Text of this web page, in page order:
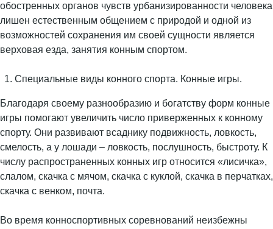
обостренных органов чувств урбанизированности человека
лишен естественным общением с природой и одной из
возможностей сохранения им своей сущности является
верховая езда, занятия конным спортом.
Специальные виды конного спорта. Конные игры.
Благодаря своему разнообразию и богатству форм конные
игры помогают увеличить число приверженных к конному
спорту. Они развивают всаднику подвижность, ловкость,
смелость, а у лошади – ловкость, послушность, быстроту. К
числу распространенных конных игр относится «лисичка»,
слалом, скачка с мячом, скачка с куклой, скачка в перчатках,
скачка с венком, почта.
Во время конноспортивных соревнований неизбежны